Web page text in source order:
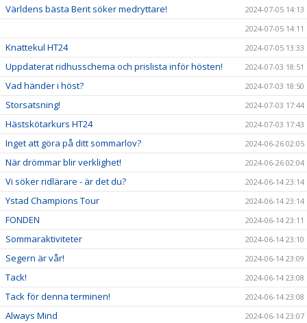
Världens bästa Berit söker medryttare!
2024-07-05 14:13
2024-07-05 14:11
Knattekul HT24 2024-07-05 13:33
Uppdaterat ridhusschema och prislista inför hösten! 2024-07-03 18:51
Vad händer i höst? 2024-07-03 18:50
Storsatsning! 2024-07-03 17:44
Hästskötarkurs HT24 2024-07-03 17:43
Inget att göra på ditt sommarlov? 2024-06-26 02:05
När drömmar blir verklighet! 2024-06-26 02:04
Vi söker ridlärare - är det du? 2024-06-14 23:14
Ystad Champions Tour 2024-06-14 23:14
FONDEN 2024-06-14 23:11
Sommaraktiviteter 2024-06-14 23:10
Segern är vår! 2024-06-14 23:09
Tack! 2024-06-14 23:08
Tack för denna terminen! 2024-06-14 23:08
Always Mind 2024-06-14 23:07